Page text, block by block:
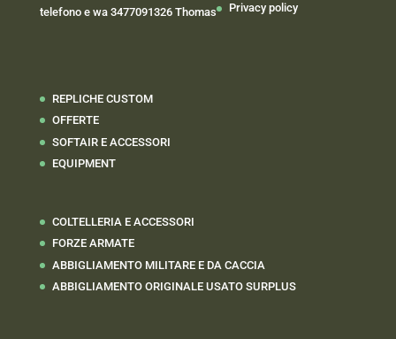
telefono e wa 3477091326 Thomas Privacy policy
REPLICHE CUSTOM
OFFERTE
SOFTAIR E ACCESSORI
EQUIPMENT
COLTELLERIA E ACCESSORI
FORZE ARMATE
ABBIGLIAMENTO MILITARE E DA CACCIA
ABBIGLIAMENTO ORIGINALE USATO SURPLUS